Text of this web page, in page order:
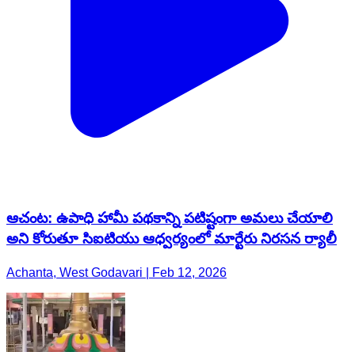
ఆచంట: ఉపాధి హామీ పథకాన్ని పటిష్టంగా అమలు చేయాలి
అని కోరుతూ సిఐటియు ఆధ్వర్యంలో మార్టేరు నిరసన ర్యాలీ
Achanta, West Godavari | Feb 12, 2026